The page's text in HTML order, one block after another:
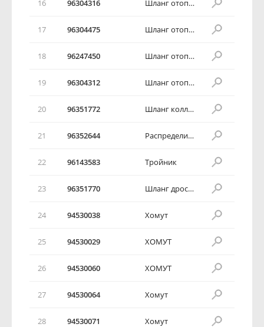
16 96304316 Шланг отопителя салона
17 96304475 Шланг отопителя салона
18 96247450 Шланг отопителя салона
19 96304312 Шланг отопителя салона
20 96351772 Шланг коллектора
21 96352644 Распределитель воды
22 96143583 Тройник
23 96351770 Шланг дроссельной заслонки
24 94530038 Хомут
25 94530029 ХОМУТ
26 94530060 ХОМУТ
27 94530064 Хомут
28 94530071 Хомут